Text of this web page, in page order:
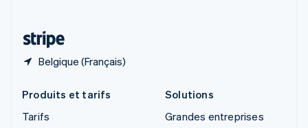
Belgique (Français)
Produits et tarifs
Tarifs
Solutions
Grandes entreprises